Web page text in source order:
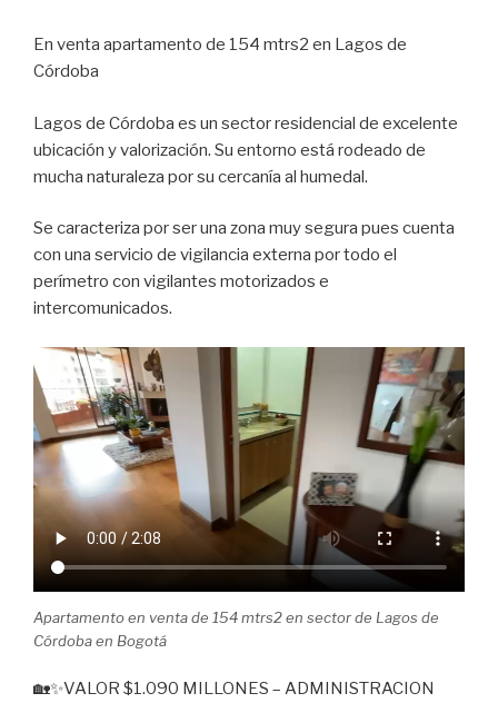
En venta apartamento de 154 mtrs2 en Lagos de
Córdoba
Lagos de Córdoba es un sector residencial de excelente
ubicación y valorización. Su entorno está rodeado de
mucha naturaleza por su cercanía al humedal.
Se caracteriza por ser una zona muy segura pues cuenta
con una servicio de vigilancia externa por todo el
perímetro con vigilantes motorizados e
intercomunicados.
Apartamento en venta de 154 mtrs2 en sector de Lagos de
Córdoba en Bogotá
🏡✨VALOR $1.090 MILLONES – ADMINISTRACION